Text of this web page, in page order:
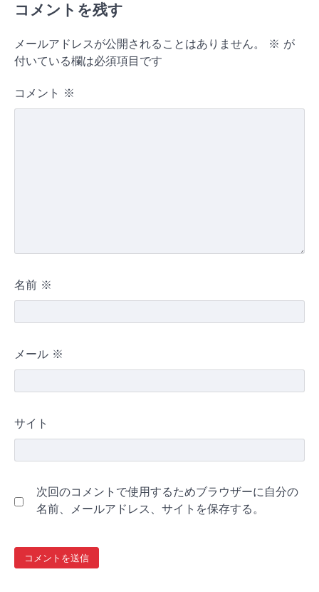
コメントを残す
メールアドレスが公開されることはありません。 ※ が
付いている欄は必須項目です
コメント ※
名前 ※
メール ※
サイト
次回のコメントで使用するためブラウザーに自分の
名前、メールアドレス、サイトを保存する。